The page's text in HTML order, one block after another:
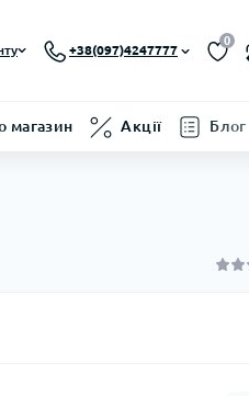
+38(097)4247777
0
магазин Акції Блог